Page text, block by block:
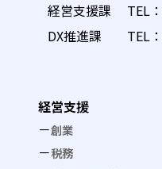
経営支援課 TEL：
DX推進課 TEL：
経営支援
創業
税務